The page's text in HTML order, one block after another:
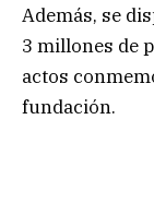
Además, se
3 millones de
actos
fundación.